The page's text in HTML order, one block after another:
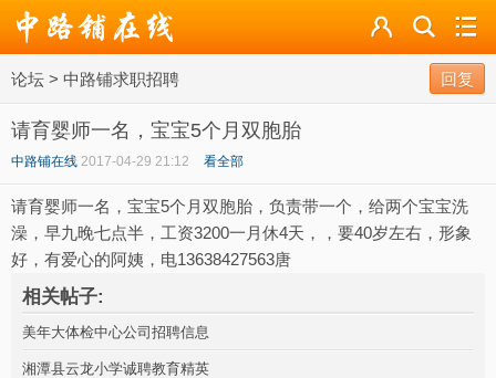
论坛 > 中路铺求职招聘 回复
请育婴师一名，宝宝5个月双胞胎
中路铺在线 2017-04-29 21:12 看全部
请育婴师一名，宝宝5个月双胞胎，负责带一个，给两个宝宝洗
澡，早九晚七点半，工资3200一月休4天，，要40岁左右，形象
好，有爱心的阿姨，电13638427563唐
相关帖子:
美年大体检中心公司招聘信息
湘潭县云龙小学诚聘教育精英
标签
广播